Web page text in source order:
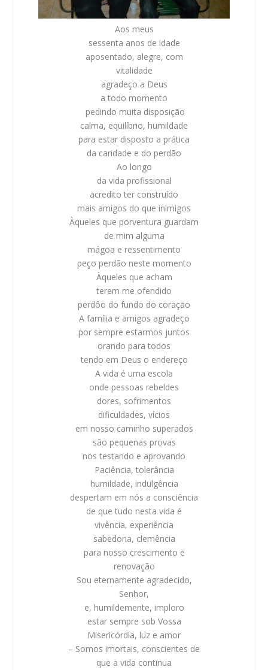
Aos meus
sessenta anos de idade
aposentado, alegre, com
vitalidade
agradeço a Deus
a todo momento
pedindo muita disposição
calma, equilíbrio, humildade
para estar disposto a prática
da caridade e do perdão
Ao longo
da vida profissional
acredito ter construído
mais amigos do que inimigos
Àqueles que porventura guardam
de mim alguma
mágoa e ressentimento
peço perdão neste momento
Àqueles que acham
terem me ofendido
perdôo do fundo do coração
A família e amigos agradeço
por sempre estarmos juntos
orando para todos
tendo em Deus o endereço
A vida é uma escola
onde pessoas rebeldes
dores, sofrimentos
dificuldades, vícios
em nosso caminho superados
são pequenas provas
nos testando e aprovando
Paciência, tolerância
humildade, indulgência
despertam em nós a consciência
de que tudo nesta vida é
vivência, experiência
sabedoria, clemência
para nosso crescimento e
renovação
Sou eternamente agradecido,
Senhor,
e, humildemente, imploro
estar sempre sob Vossa
Misericórdia, luz e amor
– Somos imortais, conscientes de
que a vida continua